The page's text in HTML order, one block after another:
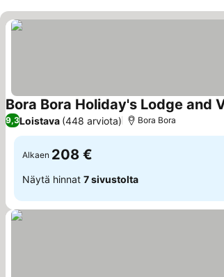
Bora Bora Holiday's Lodge and
9,3Loistava (448 arviota) Bora Bora
Alkaen 208 €
Näytä hinnat 7 sivustolta